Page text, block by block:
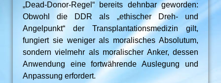
„Dead-Donor-Regel“ bereits dehnbar geworden:
Obwohl die DDR als „ethischer Dreh- und
Angelpunkt“ der Transplantationsmedizin gilt,
fungiert sie weniger als moralisches Absolutum,
sondern vielmehr als moralischer Anker, dessen
Anwendung eine fortwährende Auslegung und
Anpassung erfordert.